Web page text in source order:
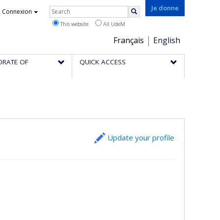
Je donne
Choix
de
la
Français English
Connexion Rechercher
This website All UdeM
OF QUICK ACCESS
Update your profile